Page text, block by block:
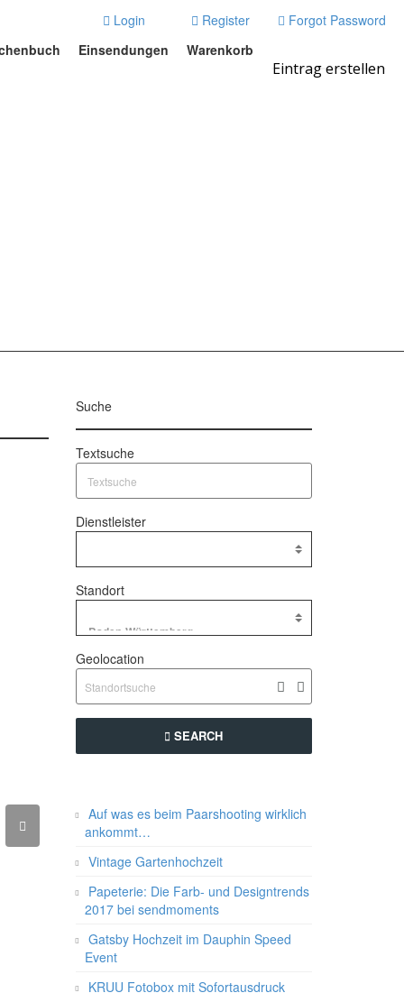
Login Register
Forgot Password
Einsendungen Warenkorb
Eintrag erstellen
Suche
Textsuche
Dienstleister
Standort
Geolocation
SEARCH
Auf was es beim Paarshooting wirklich
ankommt…
Vintage Gartenhochzeit
Papeterie: Die Farb- und Designtrends
2017 bei sendmoments
Gatsby Hochzeit im Dauphin Speed
Event
KRUU Fotobox mit Sofortausdruck